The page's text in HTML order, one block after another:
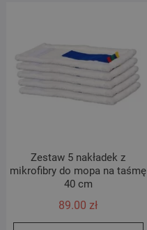
Zestaw 5 nakładek z
mikrofibry do mopa na taśmę
40 cm
89.00 zł